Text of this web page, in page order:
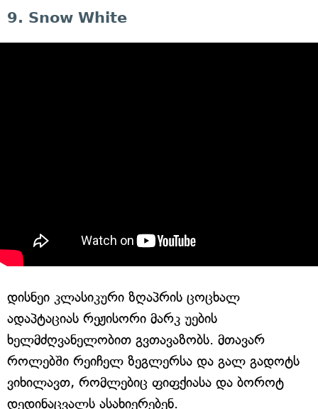
9. Snow White
დისნეი კლასიკური ზღაპრის ცოცხალ
ადაპტაციას რეჟისორი მარკ უების
ხელმძღვანელობით გვთავაზობს. მთავარ
როლებში რეიჩელ ზეგლერსა და გალ გადოტს
ვიხილავთ, რომლებიც ფიფქიასა და ბოროტ
დედინაცვალს ასახიერებენ.